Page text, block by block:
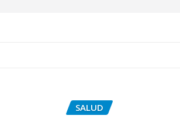
SALUD